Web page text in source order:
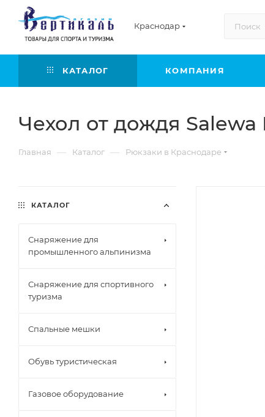
Краснодар
КАТАЛОГ КОМПАНИЯ
Чехол от дождя
Главная — Каталог — Рюкзаки в Краснодаре
КАТАЛОГ
Снаряжение для
промышленного альпинизма
Снаряжение для спортивного
туризма
Спальные мешки
Обувь туристическая
Газовое оборудование